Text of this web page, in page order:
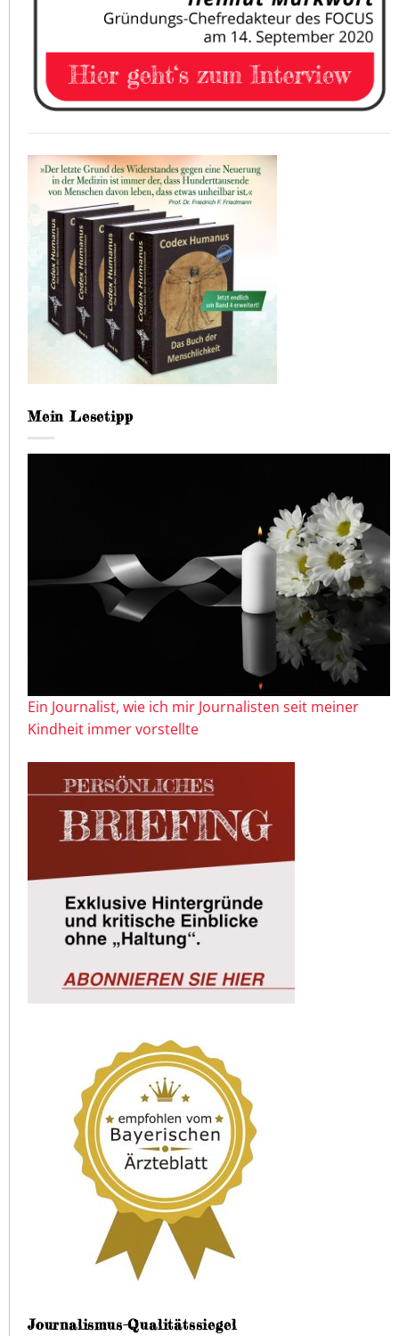
Mein Lesetipp
Ein Journalist, wie ich mir Journalisten seit meiner
Kindheit immer vorstellte
Journalismus-Qualitätssiegel